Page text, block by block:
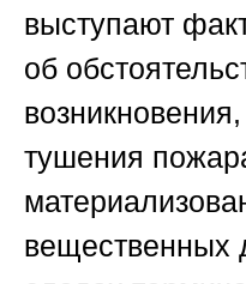
выступают
об
тушения
вещественных